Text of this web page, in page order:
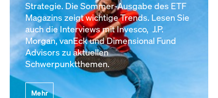
Strategie. Die Sommer-Ausgabe des ETF
Magazins zeigt wichtige Trends. Lesen Sie
auch die Interviews mit Invesco, J.P.
Morgan, vanEck und Dimensional Fund
Advisors zu aktuellen
Schwerpunktthemen.
Mehr